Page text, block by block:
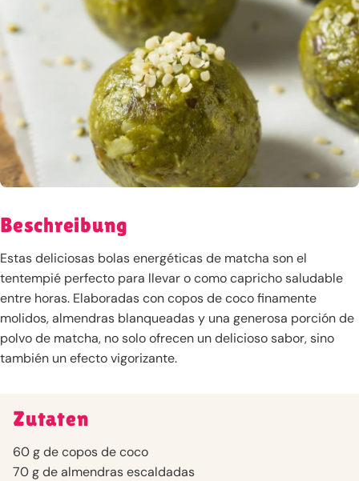
Beschreibung
Estas deliciosas bolas energéticas de matcha son el
tentempié perfecto para llevar o como capricho saludable
entre horas. Elaboradas con copos de coco finamente
molidos, almendras blanqueadas y una generosa porción de
polvo de matcha, no solo ofrecen un delicioso sabor, sino
también un efecto vigorizante.
Zutaten
60 g de copos de coco
70 g de almendras escaldadas